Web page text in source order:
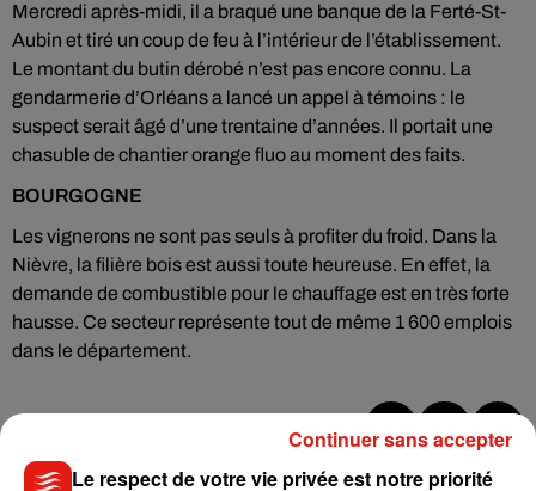
Mercredi après-midi, il a braqué une banque de la Ferté-St-
Aubin et tiré un coup de feu à l’intérieur de l’établissement.
Le montant du butin dérobé n’est pas encore connu. La
gendarmerie d’Orléans a lancé un appel à témoins : le
suspect serait âgé d’une trentaine d’années. Il portait une
chasuble de chantier orange fluo au moment des faits.
BOURGOGNE
Les vignerons ne sont pas seuls à profiter du froid. Dans la
Nièvre, la filière bois est aussi toute heureuse. En effet, la
demande de combustible pour le chauffage est en très forte
hausse. Ce secteur représente tout de même 1 600 emplois
dans le département.
MusiqueLe respect de votre vie privée est notre priorité
Continuer sans accepter